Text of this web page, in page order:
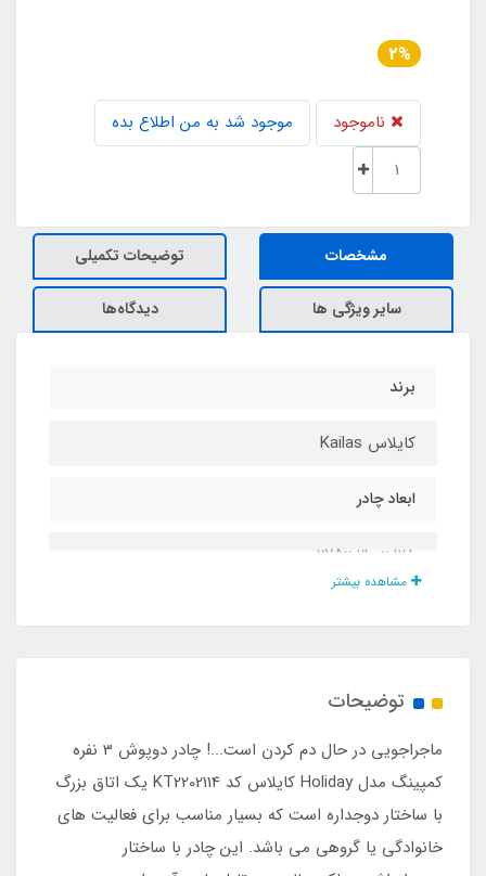
2%
ناموجود موجود شد به من اطلاع بده
مشخصات توضیحات تکمیلی
سایر ویژگی ها دیدگاه‌ها
برند
کایلاس Kailas
ابعاد چادر
275x 210 x 128
ظرفیت چادر
3 نفر
نوع اسکلت
مشاهده بیشتر
توضیحات
ماجراجویی در حال دم کردن است...! چادر دوپوش 3 نفره
کمپینگ مدل Holiday کایلاس کد KT2202114 یک اتاق بزرگ
با ساختار دوجداره است که بسیار مناسب برای فعالیت‌ های
خانوادگی یا گروهی می‌ باشد. این چادر با ساختار